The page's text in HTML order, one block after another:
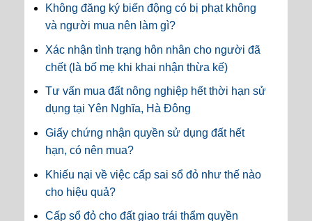
Không đăng ký biến động có bị phạt không
và người mua nên làm gì?
Xác nhận tình trạng hôn nhân cho người đã
chết (là bố mẹ khi khai nhận thừa kế)
Tư vấn mua đất nông nghiệp hết thời hạn sử
dụng tại Yên Nghĩa, Hà Đông
Giấy chứng nhận quyền sử dụng đất hết
hạn, có nên mua?
Khiếu nại về việc cấp sai sổ đỏ như thế nào
cho hiệu quả?
Cấp sổ đỏ cho đất giao trái thẩm quyền